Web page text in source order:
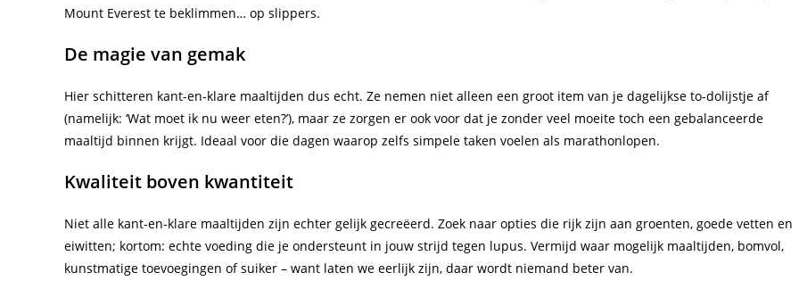
Mount Everest te beklimmen… op slippers.
De magie van gemak
Hier schitteren kant-en-klare maaltijden dus echt. Ze nemen niet alleen een groot item van je dagelijkse to-dolijstje af
(namelijk: ‘Wat moet ik nu weer eten?’), maar ze zorgen er ook voor dat je zonder veel moeite toch een gebalanceerde
maaltijd binnen krijgt. Ideaal voor die dagen waarop zelfs simpele taken voelen als marathonlopen.
Kwaliteit boven kwantiteit
Niet alle kant-en-klare maaltijden zijn echter gelijk gecreëerd. Zoek naar opties die rijk zijn aan groenten, goede vetten en
eiwitten; kortom: echte voeding die je ondersteunt in jouw strijd tegen lupus. Vermijd waar mogelijk maaltijden, bomvol,
kunstmatige toevoegingen of suiker – want laten we eerlijk zijn, daar wordt niemand beter van.